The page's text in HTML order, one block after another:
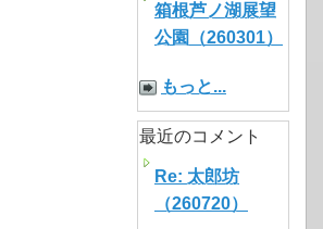
箱根芦ノ湖展望
公園（260301）
もっと...
最近のコメント
Re: 太郎坊
（260720）